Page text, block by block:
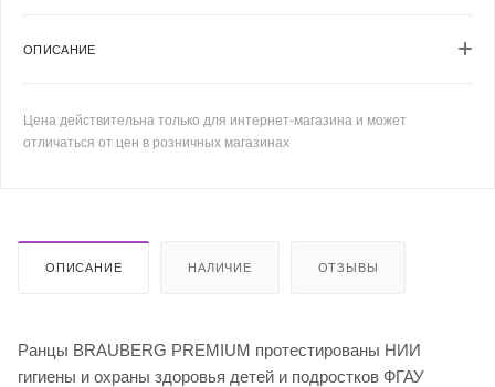
ОПИСАНИЕ
Цена действительна только для интернет-магазина и может
отличаться от цен в розничных магазинах
ОПИСАНИЕ НАЛИЧИЕ ОТЗЫВЫ
Ранцы BRAUBERG PREMIUM протестированы НИИ
гигиены и охраны здоровья детей и подростков ФГАУ